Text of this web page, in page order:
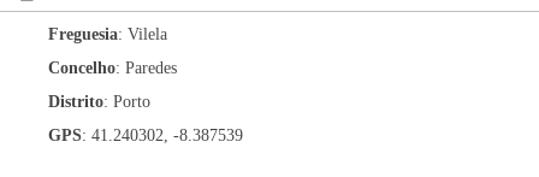
Freguesia: Vilela
Concelho: Paredes
Distrito: Porto
GPS: 41.240302, -8.387539